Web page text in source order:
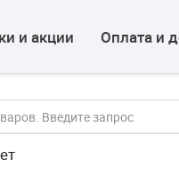
и акции Оплата и